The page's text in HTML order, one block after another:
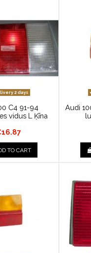
2 days
C4 91-94
vidus L Ķīna
TO CART
Audi